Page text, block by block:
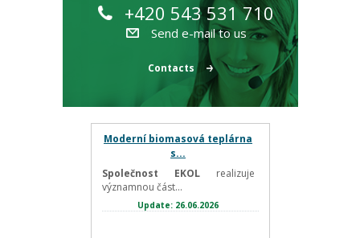
+420 543 531 710
Send e-mail to us
Contacts
Moderní biomasová teplárna
s...
Společnost EKOLrealizuje
významnou část...
Update: 26.06.2026